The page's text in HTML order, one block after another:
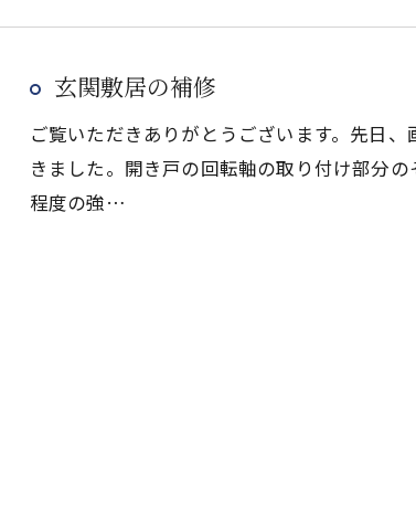
玄関敷居の補修
ご覧いただきありがとうございます。先日
きました。開き戸の回転軸の取り付け部分
程度の強…